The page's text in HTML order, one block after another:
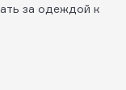
за одеждой к